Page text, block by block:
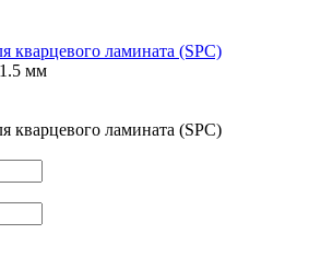
кварцевого ламината (SPC)
мм
кварцевого ламината (SPC)